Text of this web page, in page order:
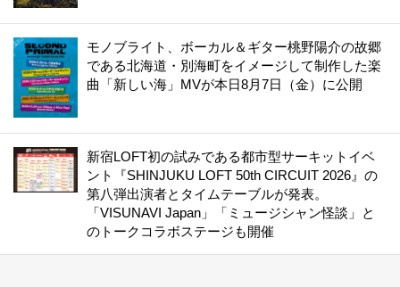
モノブライト、ボーカル＆ギター桃野陽介の故郷
である北海道・別海町をイメージして制作した楽
曲「新しい海」MVが本日8月7日（金）に公開
新宿LOFT初の試みである都市型サーキットイベ
ント『SHINJUKU LOFT 50th CIRCUIT 2026』の
第八弾出演者とタイムテーブルが発表。
「VISUNAVI Japan」「ミュージシャン怪談」と
のトークコラボステージも開催